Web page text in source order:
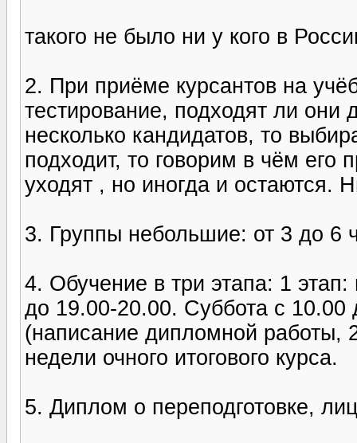
такого не было ни у кого в
2. При приёме курсантов на
тестирование, подходят ли
несколько кандидатов, то
подходит, то говорим в чём его
уходят , но иногда и остаются.
3. Группы небольшие: от 3 до 6
4. Обучение в три этапа: 1
до 19.00-20.00. Суббота с 10.00
(написание дипломной работы,
недели очного итогового курса.
5. Диплом о переподготовке,